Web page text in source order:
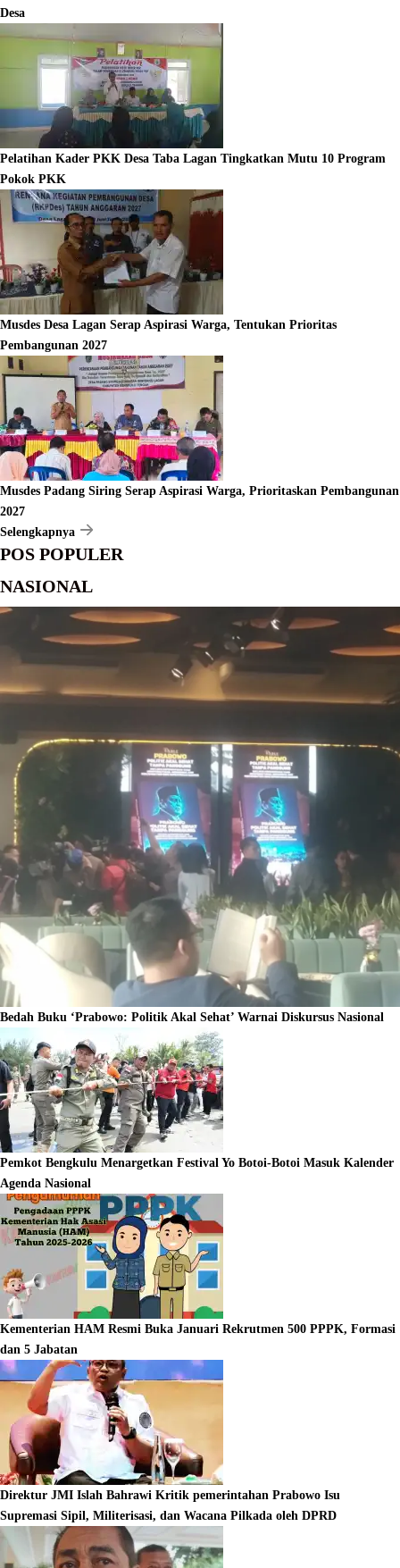
Desa
Pelatihan Kader PKK Desa Taba Lagan Tingkatkan Mutu 10 Program
Pokok PKK
Musdes Desa Lagan Serap Aspirasi Warga, Tentukan Prioritas
Pembangunan 2027
Musdes Padang Siring Serap Aspirasi Warga, Prioritaskan Pembangunan
2027
Selengkapnya
POS POPULER
NASIONAL
Bedah Buku ‘Prabowo: Politik Akal Sehat’ Warnai Diskursus Nasional
Pemkot Bengkulu Menargetkan Festival Yo Botoi-Botoi Masuk Kalender
Agenda Nasional
Kementerian HAM Resmi Buka Januari Rekrutmen 500 PPPK, Formasi
dan 5 Jabatan
Direktur JMI Islah Bahrawi Kritik pemerintahan Prabowo Isu
Supremasi Sipil, Militerisasi, dan Wacana Pilkada oleh DPRD